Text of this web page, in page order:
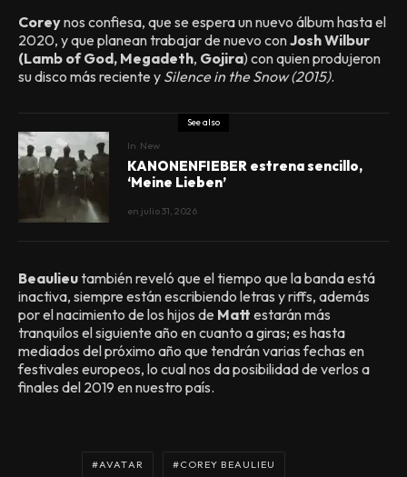
Coreynos confiesa, que se espera un nuevo álbum hasta el
2020, y que planean trabajar de nuevo conJosh Wilbur
(Lamb of God, Megadeth, Gojira) con quien produjeron
su disco más reciente y Silence in the Snow (2015).
See also
In New
KANONENFIEBER estrena sencillo,
‘Meine Lieben’
en julio 31, 2026
Beaulieutambién reveló que el tiempo que la banda está
inactiva, siempre están escribiendo letras y riffs, además
por el nacimiento de los hijos de Matt estarán más
tranquilos el siguiente año en cuanto a giras; es hasta
mediados del próximo año que tendrán varias fechas en
festivales europeos, lo cual nos da posibilidad de verlos a
finales del 2019 en nuestro país.
AVATAR COREY BEAULIEU